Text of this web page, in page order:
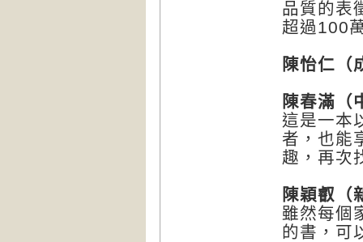
品質的表
超過100
陳怡仁（
陳春滿（
這是一本
者，也能
趣，再次
陳穎叡（
雖然每個
的書，可